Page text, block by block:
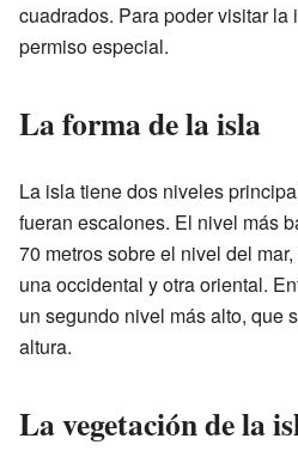
cuadrados. Para poder visitar la
permiso especial.
La forma de la isla
La isla tiene dos niveles
fueran escalones. El nivel más
70 metros sobre el nivel del
una occidental y otra oriental.
un segundo nivel más alto, que
altura.
La vegetación de la